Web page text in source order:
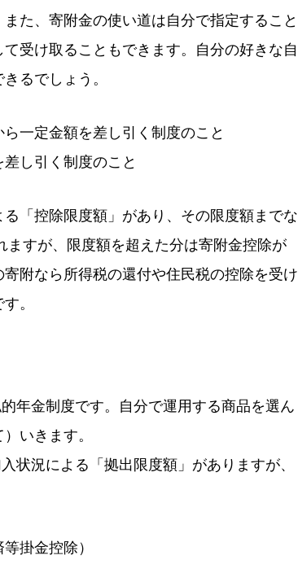
た、寄附金の使い道は自分で指定すること
受け取ることもできます。自分の好きな自
るでしょう。
一定金額を差し引く制度のこと
し引く制度のこと
「控除限度額」があり、その限度額までな
すが、限度額を超えた分は寄附金控除が
附なら所得税の還付や住民税の控除を受け
。
年金制度です。自分で運用する商品を選ん
いきます。
状況による「拠出限度額」がありますが、
掛金控除）